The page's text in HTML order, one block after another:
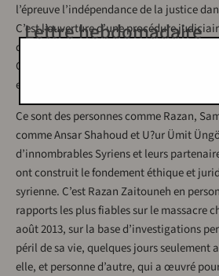
l’épreuve l’indépendance de la justice
C’est l’ouverture d’une procédure
de Samir Kaakeh et de ses partisans qui
Cette affaire détermine le destin de la
et son critère dans la Syrie d’aujourd’hui.
Ce sont des personnes comme Razan,
comme Ansar Shahoud et U?ur Ümit
d’innombrables Syriens et leurs
ont construit le fondement éthique et
syrienne. C’est Razan Zaitouneh en
rapports les plus fiables sur le massacre
août 2013, sur la base d’investigations
péril de sa vie, quelques jours seulement
elle, et personne d’autre, qui a œuvré
Lettre hebdomadaire